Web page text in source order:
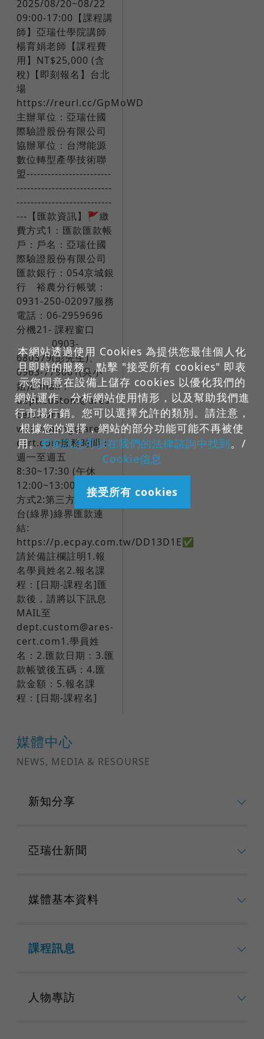
媒體中心
NEWS, MEDIA & RESOURSE
新知分享
亞瑞仕新聞
媒體基本資料
課程訊息
人物專訪
2025/08/20~08/22
09:00-17:00【課程講
師】亞瑞仕學院講師
楊育娟老師【課程費
用】NT$25,000 (含
稅)【即刻報名】台北
場
https://reurl.cc/GpMoWD​
主辦單位：亞瑞仕國
際驗證股份有限公司
協辦單位：台灣能源
數位轉型產學技術聯
盟------------------------
---------------------------
---------------------------
---​【匯款資訊】🚩繳
費方式1：匯款匯款帳
戶：戶名：亞瑞仕國
際驗證股份有限公司
匯款銀行：054京城銀
行 裕農分行帳號：
0931-250-02097服務
電話：06-2959696
分機21- 課程窗口​ ​ ​ ​ ​ ​ ​
​ 0903-
680379(彭先生)、
0963-779001(吳小
姐)E-mail：
dept.custom@ares-
cert.com ​ ​ ​ ​ ​ ​ ​
weilin.peng@ares-
cert.com服務時間：
週一至週五
8:30~17:30 (午休
12:00~13:00)​🚩繳費
方式2:第三方支付平
台(綠界)綠界匯款連
結:
https://p.ecpay.com.tw/DD13D1E✅
請於備註欄註明1.報
名學員姓名2.報名課
程：[日期-課程名]​匯
款後，請將以下訊息
MAIL至
dept.custom@ares-
cert.com1.學員姓
名：2.匯款日期：3.匯
款帳號後五碼：4.匯
款金額：5.報名課
程：[日期-課程名]
本網站透過使用 Cookies 為提供您最佳個人化
且即時的服務。點擊 "接受所有 cookies" 即表
示您同意在設備上儲存 cookies 以優化我們的
網站運作、分析網站使用情形，以及幫助我們進
行市場行銷。您可以選擇允許的類別。請注意，
根據您的選擇，網站的部分功能可能不再被使
用。更多訊息可以在我們的法律諮詢中找到。/
Cookie信息
接受所有 cookies